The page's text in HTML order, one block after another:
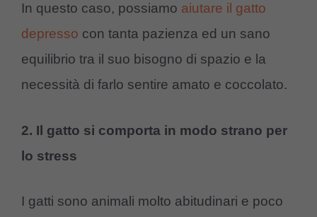
In questo caso, possiamo aiutare il gatto
depresso con tanta pazienza ed un sano
equilibrio tra il suo bisogno di spazio e la
necessità di farlo sentire amato e coccolato.
2. Il gatto si comporta in modo strano per
lo stress
I gatti sono animali molto abitudinari e poco